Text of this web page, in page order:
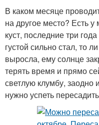
В каком месяце
на другое место? Есть
куст, последние три
густой сильно стал, то
выросла, ему солнце
терять время и прямо
светлую клумбу, заодно
нужно успеть